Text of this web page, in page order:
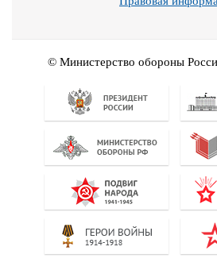
© Министерство обороны